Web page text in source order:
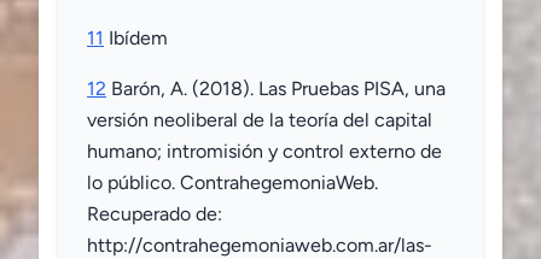
11 Ibídem
12 Barón, A. (2018). Las Pruebas PISA, una
versión neoliberal de la teoría del capital
humano; intromisión y control externo de
lo público. ContrahegemoniaWeb.
Recuperado de:
http://contrahegemoniaweb.com.ar/las-